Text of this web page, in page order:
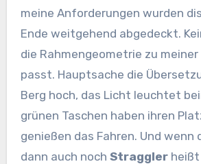
meine Anforderungen wurden
Ende weitgehend abgedeckt.
die Rahmengeometrie zu
passt. Hauptsache die
Berg hoch, das Licht leuchtet
grünen Taschen haben ihren
genießen das Fahren. Und wenn
dann auch noch Stragglerheißt